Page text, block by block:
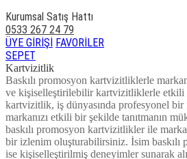
Kurumsal Satış Hattı
0533 267 24 79
ÜYE GİRİŞİ FAVORİLER
SEPET
Kartvizitlik
Baskılı promosyon kartvizitliklerle
ve kişiselleştirilebilir kartvizitliklerle etkili
kartvizitlik, iş dünyasında profesyonel bir
markanızı etkili bir şekilde tanıtmanın
baskılı promosyon kartvizitlikler ile
bir izlenim oluşturabilirsiniz. İsim
ise kişiselleştirilmiş deneyimler sunarak